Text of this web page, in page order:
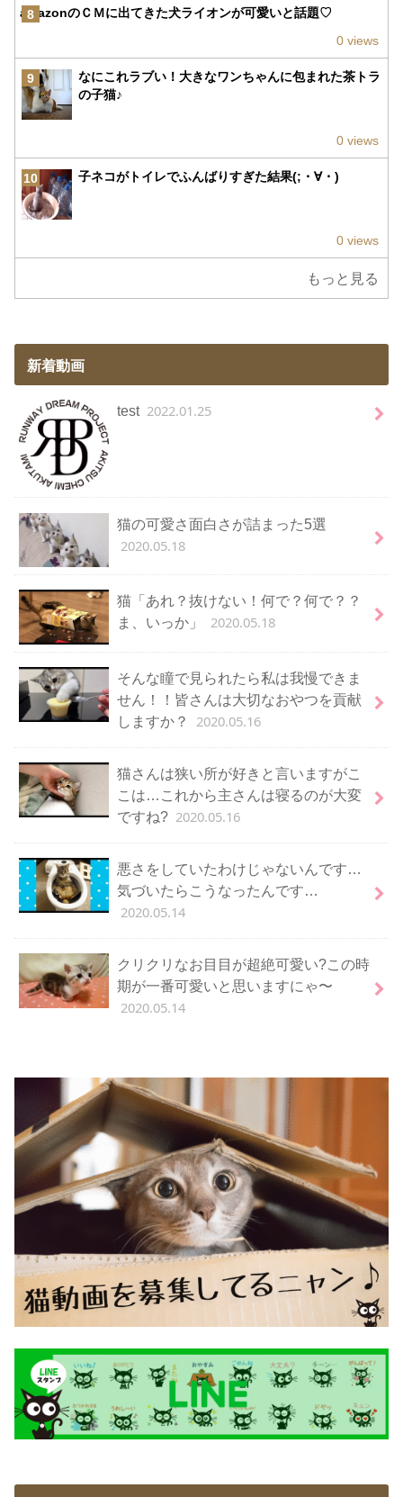
8
amazonのＣＭに出てきた犬ライオンが可愛いと話題♡
0 views
9
なにこれラブい！大きなワンちゃんに包まれた茶トラ
の子猫♪
0 views
10 子ネコがトイレでふんばりすぎた結果(;・∀・)
0 views
もっと見る
新着動画
test 2022.01.25
猫の可愛さ面白さが詰まった5選
2020.05.18
猫「あれ？抜けない！何で？何で？？
ま、いっか」
2020.05.18
そんな瞳で見られたら私は我慢できま
せん！！皆さんは大切なおやつを貢献
しますか？
2020.05.16
猫さんは狭い所が好きと言いますがこ
こは…これから主さんは寝るのが大変
ですね? 2020.05.16
悪さをしていたわけじゃないんです…
気づいたらこうなったんです…
2020.05.14
クリクリなお目目が超絶可愛い?この時
期が一番可愛いと思いますにゃ〜
2020.05.14